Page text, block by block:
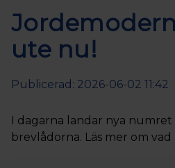
ute nu!
Publicerad: 2026-06-02 11:42
I dagarna landar nya
brevlådorna. Läs mer om